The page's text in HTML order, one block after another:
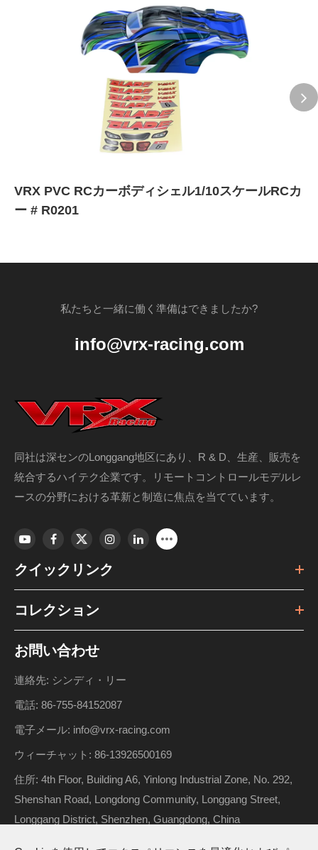
VRX PVC RCカーボディシェル1/10スケールRCカ
ー # R0201
私たちと一緒に働く準備はできましたか?
info@vrx-racing.com
同社は深センのLonggang地区にあり、R & D、生産、販売を
統合するハイテク企業です。リモートコントロールモデルレ
ースの分野における革新と制造に焦点を当てています。
クイックリンク
コレクション
お問い合わせ
連絡先: シンディ・リー
電話: 86-755-84152087
電子メール: info@vrx-racing.com
ウィーチャット: 86-13926500169
住所: 4th Floor, Building A6, Yinlong Industrial Zone, No. 292,
Shenshan Road, Longdong Community, Longgang Street,
Longgang District, Shenzhen, Guangdong, China